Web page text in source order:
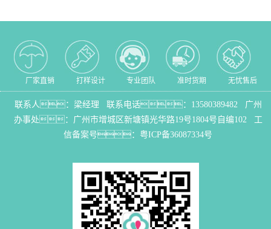
厂家直销 打样设计 专业团队 准时货期 无忧售后
联系人：梁经理 联系电话： 13580389482
广州
办事处： 广州市增城区新塘镇光华路19号1804号自编102工
信备案号：粤ICP备36087334号